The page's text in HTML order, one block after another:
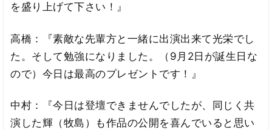
を盛り上げて下さい！』
高橋：『素敵な先輩方と一緒に出演出来て光栄でし
た。そして勉強になりました。（9月2日が誕生日な
ので）今日は最高のプレゼントです！』
中村：『今日は登壇できませんでしたが、同じく共
演した輝（牧島）も作品の公開を喜んでいると思い